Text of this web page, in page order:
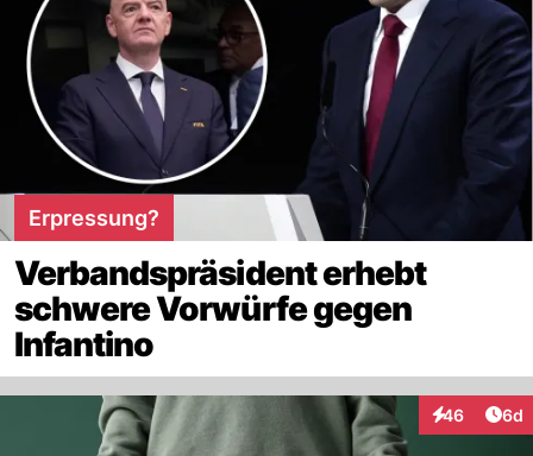
Erpressung?
Verbandspräsident erhebt
schwere Vorwürfe gegen
Infantino
46
Interaktionen
6d